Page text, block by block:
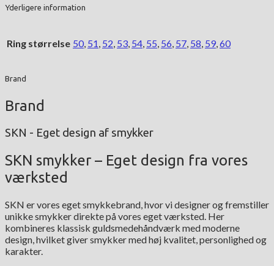
Yderligere information
Ring størrelse 50, 51, 52, 53, 54, 55, 56, 57, 58, 59,60
Brand
Brand
SKN - Eget design af smykker
SKN smykker – Eget design fra vores
værksted
SKN er vores eget smykkebrand, hvor vi designer og fremstiller
unikke smykker direkte på vores eget værksted. Her
kombineres klassisk guldsmedehåndværk med moderne
design, hvilket giver smykker med høj kvalitet, personlighed og
karakter.